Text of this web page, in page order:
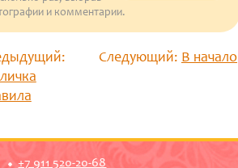
и комментарии.
Следующий: В начало
+7 911 520-20-68